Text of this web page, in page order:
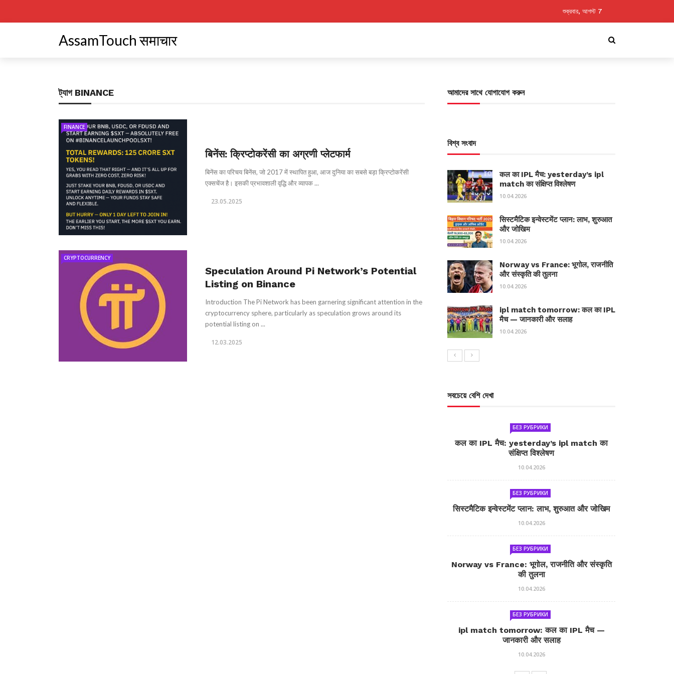
শুক্রবার, আগস্ট 7
AssamTouch समाचार
ট্যাগ BINANCE
FINANCE
बिनेंस: क्रिप्टोकरेंसी का अग्रणी प्लेटफार्म
बिनेंस का परिचय बिनेंस, जो 2017 में स्थापित हुआ, आज दुनिया का सबसे बड़ा क्रिप्टोकरेंसी
एक्सचेंज है। इसकी प्रभावशाली वृद्धि और व्यापक ...
23.05.2025
CRYPTOCURRENCY
Speculation Around Pi Network’s Potential
Listing on Binance
Introduction The Pi Network has been garnering significant attention in the
cryptocurrency sphere, particularly as speculation grows around its
potential listing on ...
12.03.2025
আমাদের সাথে যোগাযোগ করুন
বিশ্ব সংবাদ
कल का IPL मैच: yesterday’s ipl
match का संक्षिप्त विश्लेषण
10.04.2026
सिस्टमैटिक इन्वेस्टमेंट प्लान: लाभ, शुरुआत
और जोखिम
10.04.2026
Norway vs France: भूगोल, राजनीति
और संस्कृति की तुलना
10.04.2026
ipl match tomorrow: कल का IPL
मैच — जानकारी और सलाह
10.04.2026
সবচেয়ে বেশি দেখা
БЕЗ РУБРИКИ
कल का IPL मैच: yesterday’s ipl match का
संक्षिप्त विश्लेषण
10.04.2026
БЕЗ РУБРИКИ
सिस्टमैटिक इन्वेस्टमेंट प्लान: लाभ, शुरुआत और जोखिम
10.04.2026
БЕЗ РУБРИКИ
Norway vs France: भूगोल, राजनीति और संस्कृति
की तुलना
10.04.2026
БЕЗ РУБРИКИ
ipl match tomorrow: कल का IPL मैच —
जानकारी और सलाह
10.04.2026